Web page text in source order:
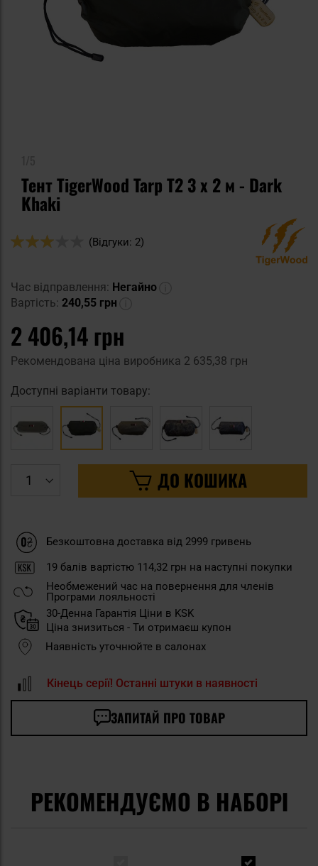
Тент TigerWood Tarp T2 3 x 2 м - Dark
Khaki
Оцінка:
(Відгуки: 2)
Час відправлення: Негайно
Вартість: 240,55 грн
2 406,14 грн
Рекомендована ціна виробника 2 635,38 грн
Доступні варіанти товару:
ДО КОШИКА
Безкоштовна доставка від 2999 гривень
19 балів вартістю 114,32 грн на наступні покупки
Необмежений час на повернення для членів
Програми лояльності
30-Денна Гарантія Ціни в KSK
Ціна знизиться - Ти отримаєш купон
Наявність уточнюйте в салонах
Кінець серії! Останні штуки в наявності
ЗАПИТАЙ ПРО ТОВАР
РЕКОМЕНДУЄМО В НАБОРІ